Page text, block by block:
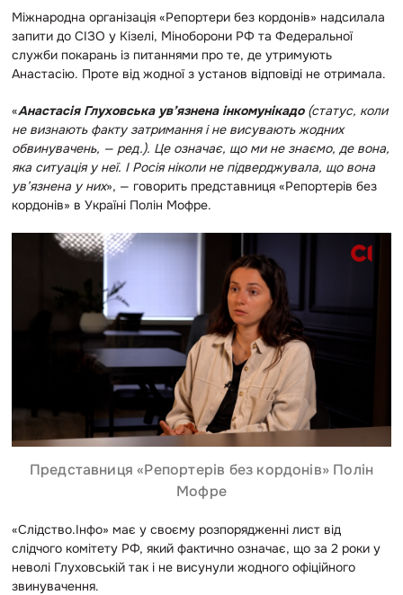
Міжнародна організація «Репортери без кордонів» надсилала
запити до СІЗО у Кізелі, Міноборони РФ та Федеральної
служби покарань із питаннями про те, де утримують
Анастасію. Проте від жодної з установ відповіді не отримала.
«Анастасія Глуховська ув’язнена інкомунікадо (статус, коли
не визнають факту затримання і не висувають жодних
обвинувачень, — ред.). Це означає, що ми не знаємо, де вона,
яка ситуація у неї. І Росія ніколи не підверджувала, що вона
ув’язнена у них», — говорить представниця «Репортерів без
кордонів» в Україні Полін Мофре.
Представниця «Репортерів без кордонів» Полін
Мофре
«Слідство.Інфо» має у своєму розпорядженні лист від
слідчого комітету РФ, який фактично означає, що за 2 роки у
неволі Глуховській так і не висунули жодного офіційного
звинувачення.